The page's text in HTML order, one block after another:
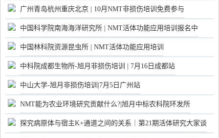
广州青岛杭州重庆北京 | 10月NMT非损伤培训免费参与
中国科学院南海海洋研究所 | NMT活体功能应用培训报名中
中国林科院资源昆虫所 | NMT活体功能应用培训
中科院成都生物所-旭月非损伤培训 | 7月16日成都站
中山大学-旭月非损伤培训|7月5日广州站
NMT能为农业环境研究贡献什么?|旭月中标农科院环发所
探究病原体与宿主K+通道之间的关系｜第21期活体研究大家谈